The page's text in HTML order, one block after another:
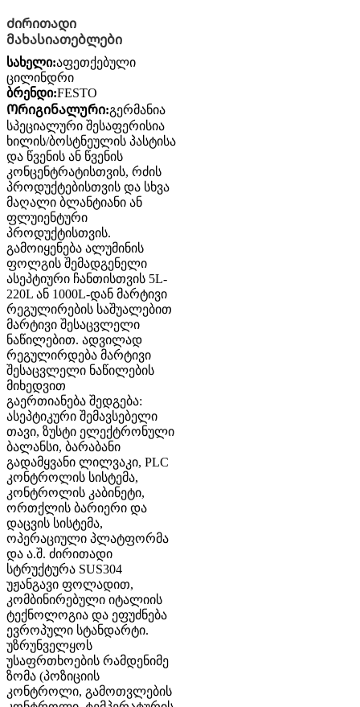
Ძირითადი
მახასიათებლები
სახელი:აფეთქებული
ცილინდრი
ბრენდი:FESTO
Ორიგინალური:გერმანია
სპეციალური შესაფერისია
ხილის/ბოსტნეულის პასტისა
და წვენის ან წვენის
კონცენტრატისთვის, რძის
პროდუქტებისთვის და სხვა
მაღალი ბლანტიანი ან
ფლუიენტური
პროდუქტისთვის.
გამოიყენება ალუმინის
ფოლგის შემადგენელი
ასეპტიური ჩანთისთვის 5L-
220L ან 1000L-დან მარტივი
რეგულირების საშუალებით
მარტივი შესაცვლელი
ნაწილებით. ადვილად
რეგულირდება მარტივი
შესაცვლელი ნაწილების
მიხედვით
გაერთიანება შედგება:
ასეპტიკური შემავსებელი
თავი, ზუსტი ელექტრონული
ბალანსი, ბარაბანი
გადამყვანი ლილვაკი, PLC
კონტროლის სისტემა,
კონტროლის კაბინეტი,
ორთქლის ბარიერი და
დაცვის სისტემა,
ოპერაციული პლატფორმა
და ა.შ. ძირითადი
სტრუქტურა SUS304
უჟანგავი ფოლადით,
კომბინირებული იტალიის
ტექნოლოგია და ეფუძნება
ევროპული სტანდარტი.
უზრუნველყოს
უსაფრთხოების რამდენიმე
ზომა (პოზიციის
კონტროლი, გამოთვლების